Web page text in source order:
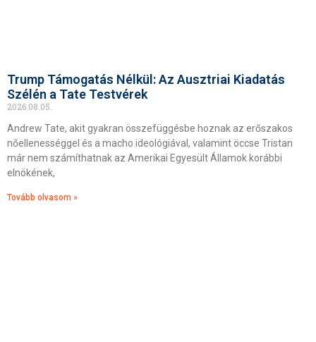
Trump Támogatás Nélkül: Az Ausztriai Kiadatás
Szélén a Tate Testvérek
2026.08.05.
Andrew Tate, akit gyakran összefüggésbe hoznak az erőszakos
nőellenességgel és a macho ideológiával, valamint öccse Tristan
már nem számíthatnak az Amerikai Egyesült Államok korábbi
elnökének,
Tovább olvasom »